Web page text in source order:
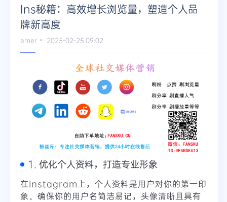
Twitter
Ins秘籍：高效增长浏览量，塑造个人品
牌新高度
emer 2025-02-25 09:02
1. 优化个人资料，打造专业形象
在Instagram上，个人资料是用户对你的第一印
象。确保你的用户名简洁易记，头像清晰且具有